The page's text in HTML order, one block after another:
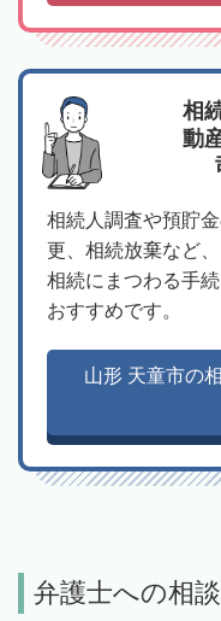
相
動
相続人調査や預貯
更、相続放棄など、
相続にまつわる手
おすすめです。
山形 天童市の
弁護士への相